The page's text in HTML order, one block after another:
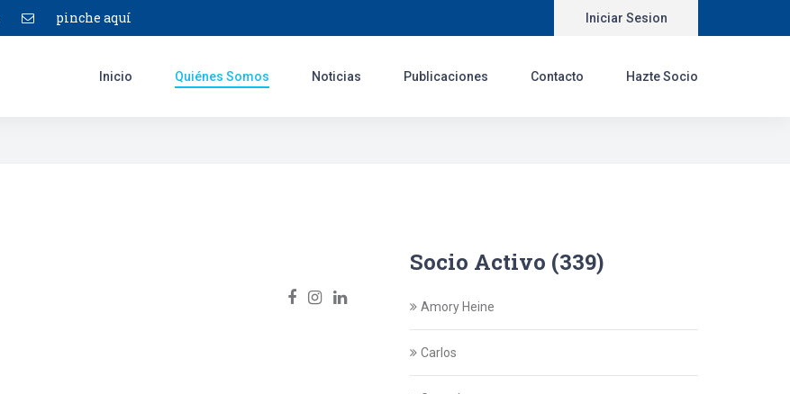
pinche aquí Iniciar Sesion
Inicio Quiénes Somos Noticias Publicaciones Contacto Hazte Socio
Socio Activo (339)
Amory Heine
Carlos